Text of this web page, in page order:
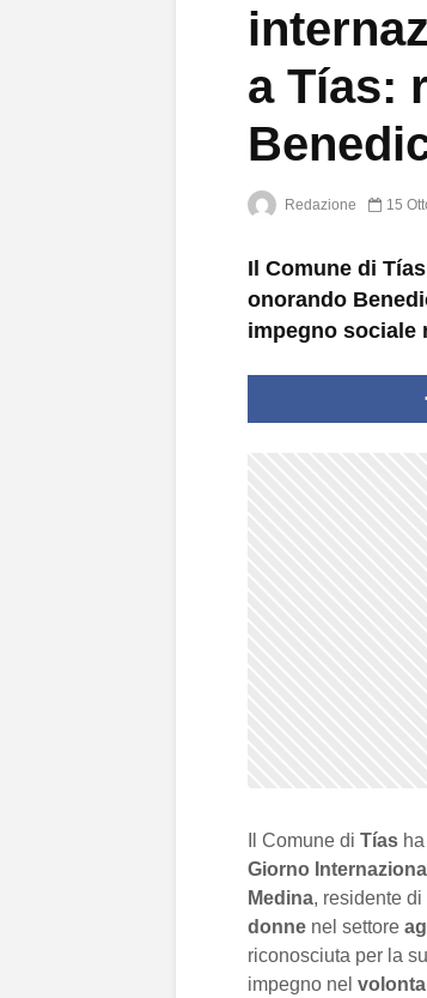
a Tías:
Redazione 15
Il Comune di
onorando
impegno sociale
Il Comune di Tías
Giorno
Medina, residente di
donne nel settore
riconosciuta per la
impegno nel